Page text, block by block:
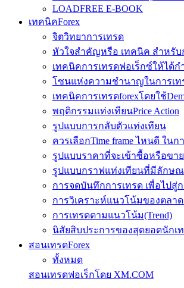
LOADFREE E-BOOK
เทคนิคForex
จิตวิทยาการเทรด
หัวใจสำคัญหรือ เทคนิค สำหรับก
เทคนิคการเทรดฟอเร็กซ์ให้ได้ก
โซนแห่งความชำนาญในการเท
เทคนิคการเทรดforexโดยใช้
พฤติกรรมแท่งเทียนPrice Action
รูปแบบการกลับตัวแท่งเทียน
ควรเลือกTime frame ไหนดี ในก
รูปแบบราคาที่จะเข้าซื้อหรือขาย
รูปแบบกราฟแท่งเทียนที่มีลักษณ
การจดบันทึกการเทรด เพื่อไปสู่
การวิเคราะห์แนวโน้มของตลา
การเทรดตามแนวโน้ม(Trend)
นิสัยสิบประการของสุดยอดนักเท
สอนเทรดForex
ทั้งหมด
สอนเทรดฟอเร็กโดย XM.COM